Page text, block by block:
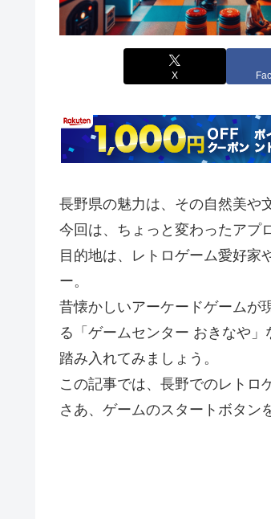
X
長野県の魅力は、その自然美や
今回は、ちょっと変わったアプ
目的地は、レトロゲーム愛好家
ー。
昔懐かしいアーケードゲームが
る「ゲームセンター おきなや
踏み入れてみましょう。
この記事では、長野でのレトロ
さあ、ゲームのスタートボタン